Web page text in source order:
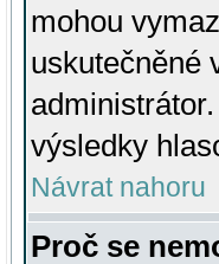
mohou
uskutečněné
výsledky
Návrat nahoru
Proč se